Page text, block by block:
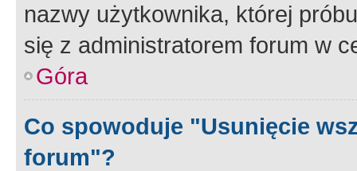
nazwy użytkownika, której
się z administratorem forum w
Góra
Co spowoduje "Usunięcie
forum"?